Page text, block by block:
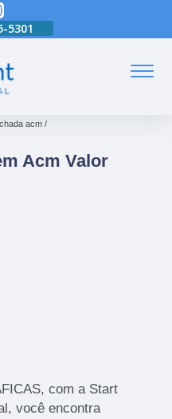
5301
acm
Acm Valor
com a Start
você encontra